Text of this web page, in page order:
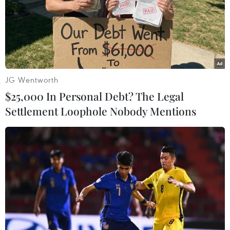
chế cháy rừng tại Vườn
Quốc gia Núi Bromo
07/08/2026 10:56
đội sau làn sóng vượt ngục
bất thành
07/08/2026 10:35
Thụy Sĩ khó đạt mục tiêu
giảm phát thải khí nhà
kính vào năm 2030
07/08/2026 09:42
Bão Dolphin càn quét các
đảo miền Nam Nhật Bản,
sân bay Okinawa phải
đóng cửa
07/08/2026 09:10
JG Wentworth
$25,000 In Personal Debt? The Legal
Settlement Loophole Nobody Mentions